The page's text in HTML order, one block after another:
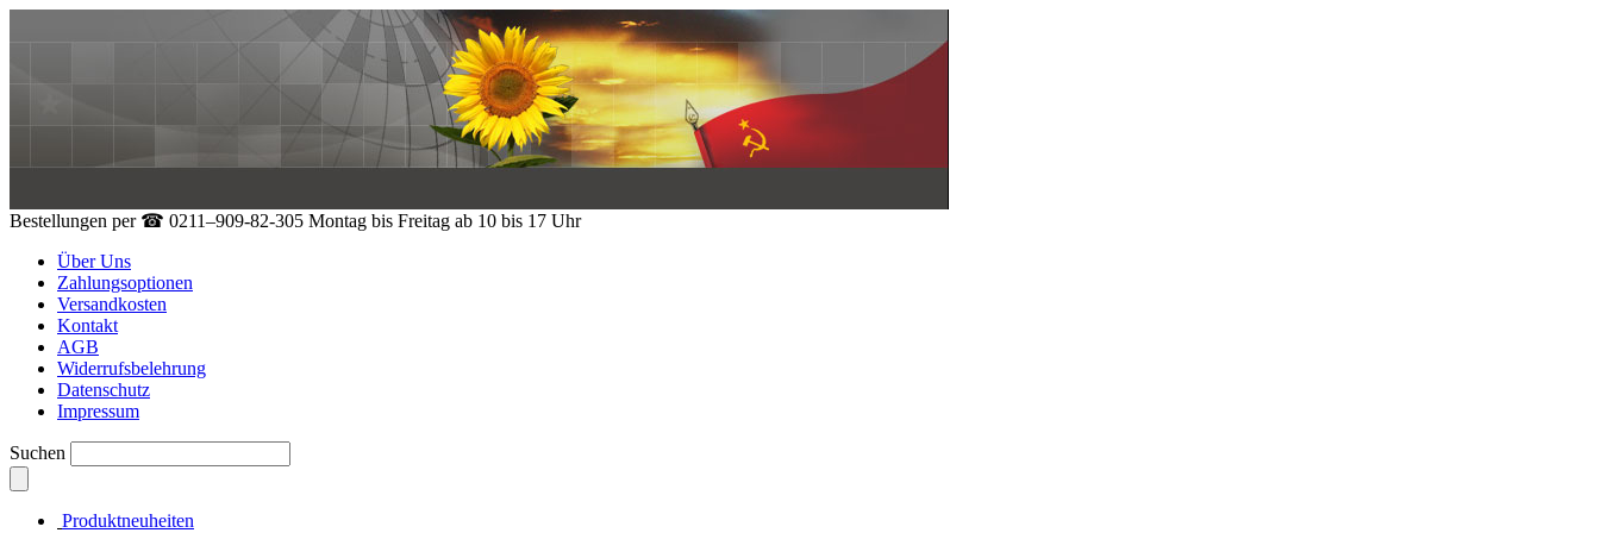
Bestellungen per ☎ 0211–909-82-305 Montag bis Freitag ab 10 bis 17 Uhr
Über Uns
Zahlungsoptionen
Versandkosten
Kontakt
AGB
Widerrufsbelehrung
Datenschutz
Impressum
Suchen
Produktneuheiten